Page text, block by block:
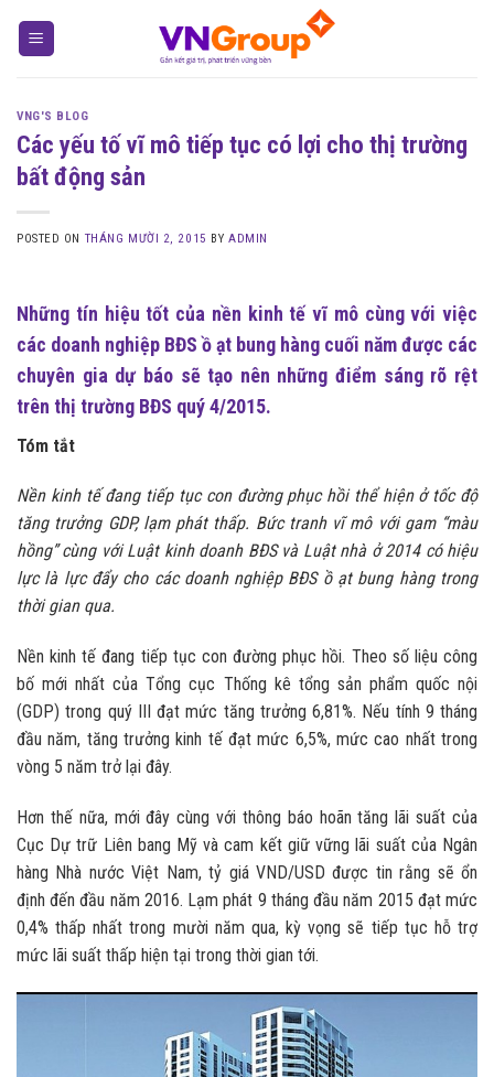
VNG'S BLOG
Các yếu tố vĩ mô tiếp tục có lợi cho thị trường
bất động sản
POSTED ON THÁNG MƯỜI 2, 2015 BY ADMIN
Những tín hiệu tốt của nền kinh tế vĩ mô cùng với việc
các doanh nghiệp BĐS ồ ạt bung hàng cuối năm được các
chuyên gia dự báo sẽ tạo nên những điểm sáng rõ rệt
trên thị trường BĐS quý 4/2015.
Tóm tắt
Nền kinh tế đang tiếp tục con đường phục hồi thể hiện ở tốc độ
tăng trưởng GDP, lạm phát thấp. Bức tranh vĩ mô với gam “màu
hồng” cùng với Luật kinh doanh BĐS và Luật nhà ở 2014 có hiệu
lực là lực đẩy cho các doanh nghiệp BĐS ồ ạt bung hàng trong
thời gian qua.
Nền kinh tế đang tiếp tục con đường phục hồi. Theo số liệu công
bố mới nhất của Tổng cục Thống kê tổng sản phẩm quốc nội
(GDP) trong quý III đạt mức tăng trưởng 6,81%. Nếu tính 9 tháng
đầu năm, tăng trưởng kinh tế đạt mức 6,5%, mức cao nhất trong
vòng 5 năm trở lại đây.
Hơn thế nữa, mới đây cùng với thông báo hoãn tăng lãi suất của
Cục Dự trữ Liên bang Mỹ và cam kết giữ vững lãi suất của Ngân
hàng Nhà nước Việt Nam, tỷ giá VND/USD được tin rằng sẽ ổn
định đến đầu năm 2016. Lạm phát 9 tháng đầu năm 2015 đạt mức
0,4% thấp nhất trong mười năm qua, kỳ vọng sẽ tiếp tục hỗ trợ
mức lãi suất thấp hiện tại trong thời gian tới.